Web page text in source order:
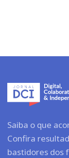
Saiba o que
Confira
bastidores dos